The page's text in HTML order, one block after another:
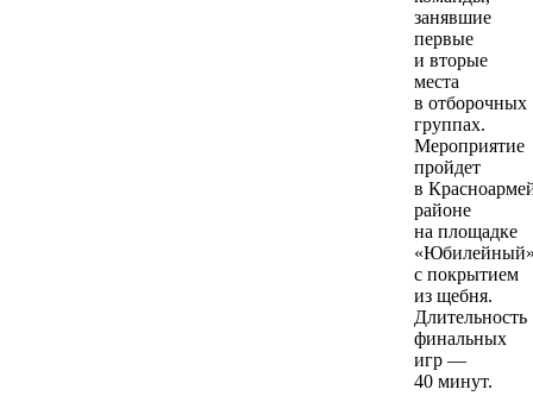
занявшие
первые
и вторые
места
в отборочных
группах.
Мероприятие
пройдет
в
районе
на площадке
с покрытием
из щебня.
Длительность
финальных
игр —
40 минут.